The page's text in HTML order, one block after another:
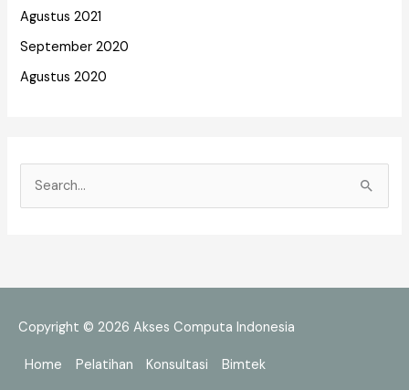
Agustus 2021
September 2020
Agustus 2020
n
u
Copyright © 2026 Akses Computa Indonesia
Home Pelatihan Konsultasi Bimtek